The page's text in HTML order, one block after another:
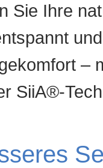
Sie Ihre
–
SiiA®-